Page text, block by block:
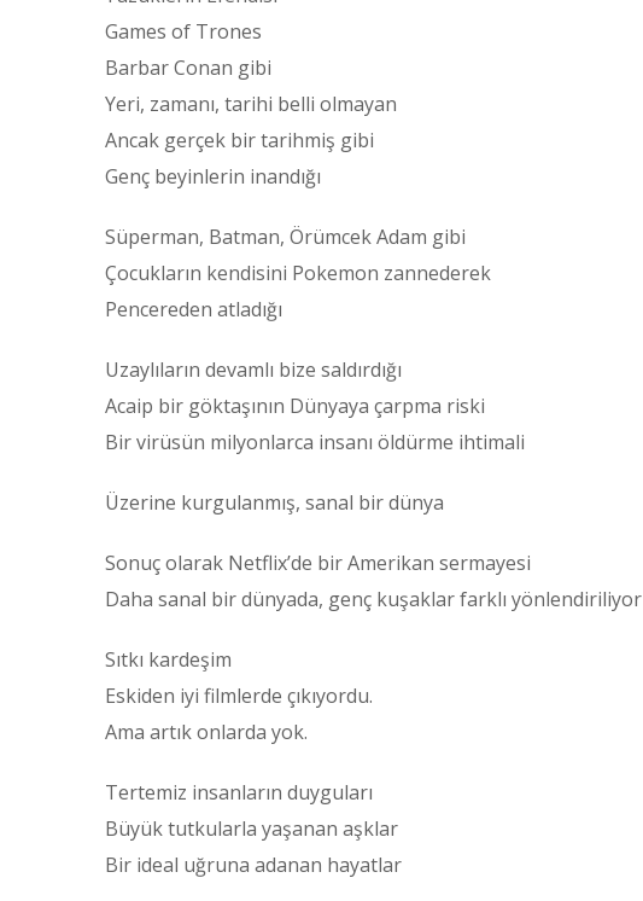
Games of Trones
Barbar Conan gibi
Yeri, zamanı, tarihi belli olmayan
Ancak gerçek bir tarihmiş gibi
Genç beyinlerin inandığı
Süperman, Batman, Örümcek Adam gibi
Çocukların kendisini Pokemon zannederek
Pencereden atladığı
Uzaylıların devamlı bize saldırdığı
Acaip bir göktaşının Dünyaya çarpma riski
Bir virüsün milyonlarca insanı öldürme ihtimali
Üzerine kurgulanmış, sanal bir dünya
Sonuç olarak Netflix’de bir Amerikan sermayesi
Daha sanal bir dünyada, genç kuşaklar farklı yönlendiriliyor
Sıtkı kardeşim
Eskiden iyi filmlerde çıkıyordu.
Ama artık onlarda yok.
Tertemiz insanların duyguları
Büyük tutkularla yaşanan aşklar
Bir ideal uğruna adanan hayatlar